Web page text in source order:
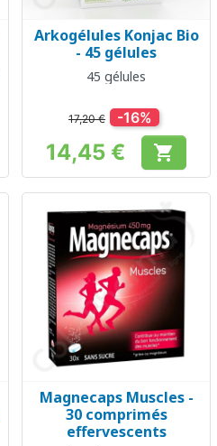
Arkogélules Konjac Bio
- 45 gélules
45 gélules
17,20 € -16%
Prix
14,45 € 
Magnecaps Muscles -
30 comprimés
effervescents